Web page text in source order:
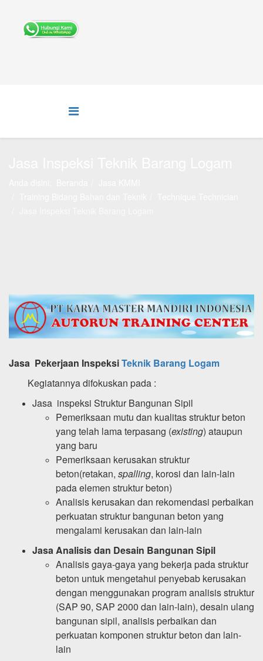
Jasa Pekerjaan InspeksiTeknik Barang Logam
Kegiatannya difokuskan pada :
Jasa inspeksi Struktur Bangunan Sipil
Pemeriksaan mutu dan kualitas struktur beton
yang telah lama terpasang (existing) ataupun
yang baru
Pemeriksaan kerusakan struktur
beton(retakan, spalling, korosi dan lain-lain
pada elemen struktur beton)
Analisis kerusakan dan rekomendasi perbaikan
perkuatan struktur bangunan beton yang
mengalami kerusakan dan lain-lain
JasaAnalisis dan Desain Bangunan Sipil
Analisis gaya-gaya yang bekerja pada struktur
beton untuk mengetahui penyebab kerusakan
dengan menggunakan program analisis struktur
(SAP 90, SAP 2000 dan lain-lain), desain ulang
bangunan sipil, analisis perbaikan dan
perkuatan komponen struktur beton dan lain-
lain